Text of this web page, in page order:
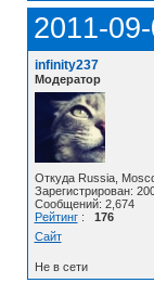
2011-
infinity237
Модератор
Откуда Russia,
Зарегистрирован:
Сообщений: 2,674
Рейтинг: 176
Сайт
Не в сети